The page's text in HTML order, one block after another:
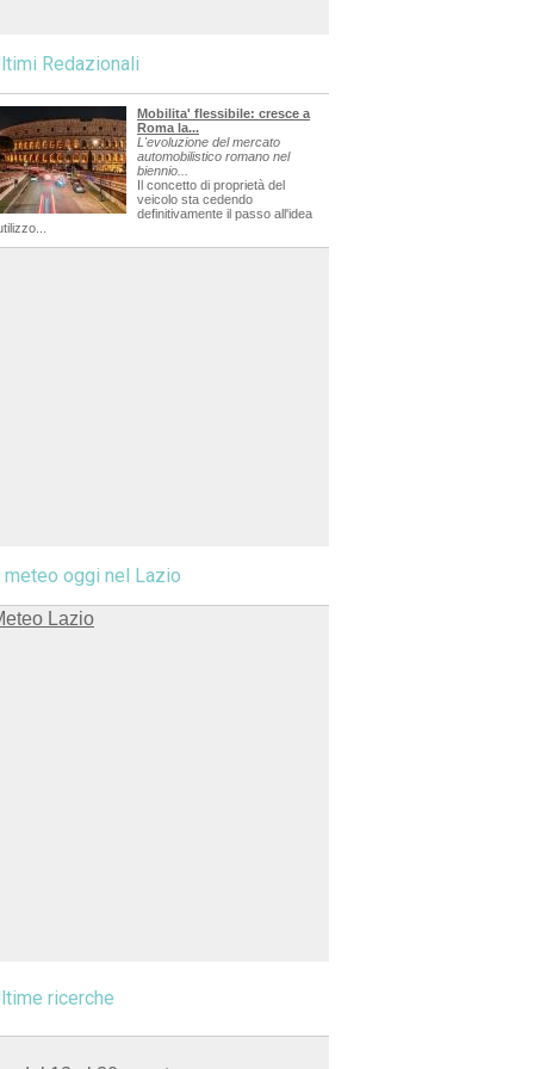
Redazionali
Mobilita' flessibile: cresce a
Roma la...
L'evoluzione del mercato
automobilistico romano nel
biennio...
Il concetto di proprietà del
veicolo sta cedendo
definitivamente il passo all'idea
meteo oggi nel Lazio
ricerche